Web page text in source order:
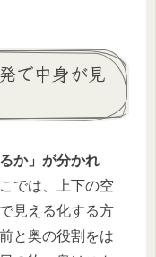
で中身が見
か」が分かれ
では、上下の空
見える化する方
と奥の役割をは